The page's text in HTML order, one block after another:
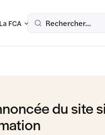
FCA Rechercher...
du site